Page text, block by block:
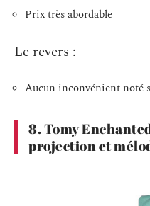
Prix très abordable
Le revers :
Aucun inconvénient noté
8. Tomy
projection et